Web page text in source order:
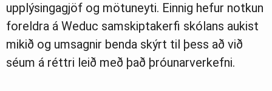
upplýsingagjöf og mötuneyti. Einnig hefur notkun
foreldra á Weduc samskiptakerfi skólans aukist
mikið og umsagnir benda skýrt til þess að við
séum á réttri leið með það þróunarverkefni.